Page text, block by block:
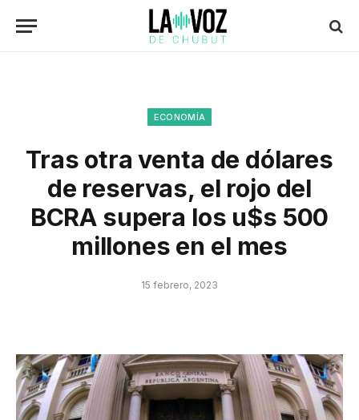
ECONOMÍA
Tras otra venta de dólares
de reservas, el rojo del
BCRA supera los u$s 500
millones en el mes
15 febrero, 2023